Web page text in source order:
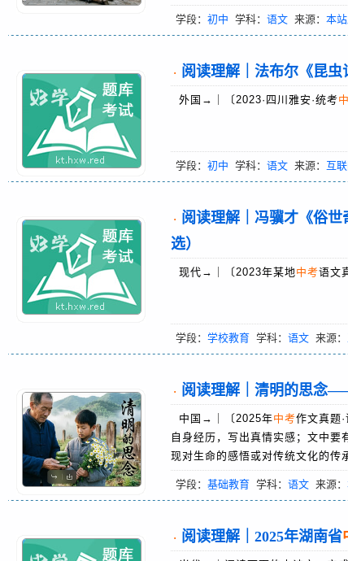
学段： 初中 学科： 语文 来源： 本
· 阅读理解｜法布尔《昆
外国→｜〔2023·四川雅安·统考
学段： 初中 学科： 语文 来源： 互
· 阅读理解｜冯骥才《俗
选）
现代→｜〔2023年某地中考语文
学段： 学校教育 学科： 语文 来源：
· 阅读理解｜清明的思念
中国→｜〔2025年中考作文真题
自身经历，写出真情实感；文中
现对生命的感悟或对传统文化的传
学段： 基础教育 学科： 语文 来源：
· 阅读理解｜2025年湖南省